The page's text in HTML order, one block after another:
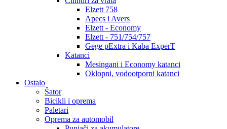
Elzett 758
Apecs i Avers
Elzett - Economy
Elzett - 751/754/757
Gege pExtra i Kaba ExperT
Katanci
Mesingani i Economy katanci
Oklopni, vodootporni katanci
Ostalo
Šator
Bicikli i oprema
Paletari
Oprema za automobil